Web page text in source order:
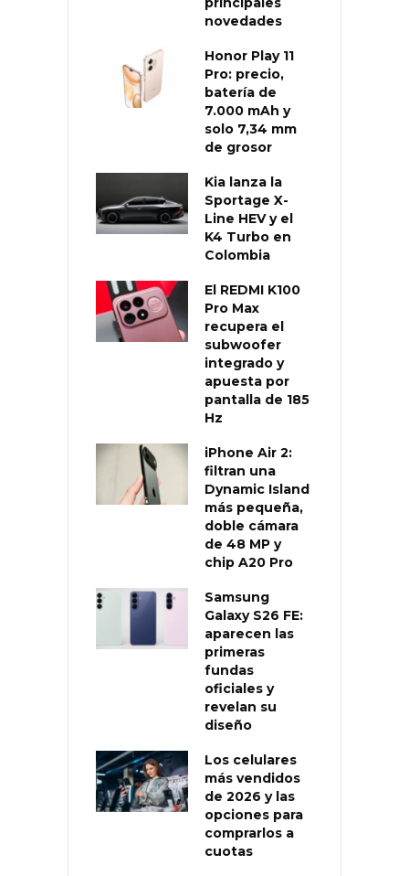
novedades
Honor Play 11
Pro: precio,
batería de
7.000 mAh y
solo 7,34 mm
de grosor
Kia lanza la
Sportage X-
Line HEV y el
K4 Turbo en
Colombia
El REDMI K100
Pro Max
recupera el
subwoofer
integrado y
apuesta por
pantalla de 185
Hz
iPhone Air 2:
filtran una
Dynamic Island
más pequeña,
doble cámara
de 48 MP y
chip A20 Pro
Samsung
Galaxy S26 FE:
aparecen las
primeras
fundas
oficiales y
revelan su
diseño
Los celulares
más vendidos
de 2026 y las
opciones para
comprarlos a
cuotas